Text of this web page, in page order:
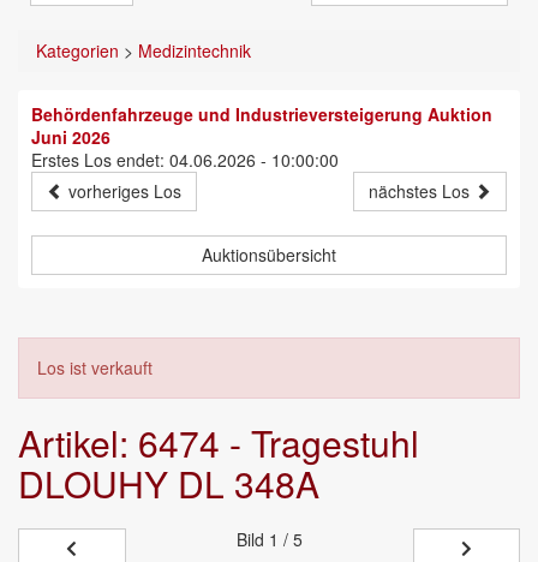
Kategorien > Medizintechnik
Behördenfahrzeuge und Industrieversteigerung Auktion
Juni 2026
Erstes Los endet: 04.06.2026 - 10:00:00
vorheriges Los
nächstes Los
Auktionsübersicht
Los ist verkauft
Artikel: 6474 - Tragestuhl
DLOUHY DL 348A
Bild 1 / 5